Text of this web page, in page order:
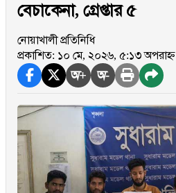
বেচাকেনা, গ্রেপ্তার ৫
নোয়াখালী প্রতিনিধি
প্রকাশিত: ১০ মে, ২০২৬, ৫:১৩ অপরাহ্ন
অ+ অ-